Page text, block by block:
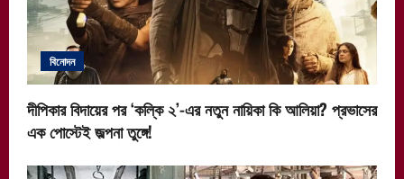
বিনোদন
দীপিকার বিদায়ের পর ‘কল্কি ২’-এর নতুন নায়িকা কি আলিয়া? প্রভাসের
এক পোস্টেই জল্পনা তুঙ্গে!